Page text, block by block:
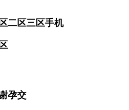
二区三区手机
孕交